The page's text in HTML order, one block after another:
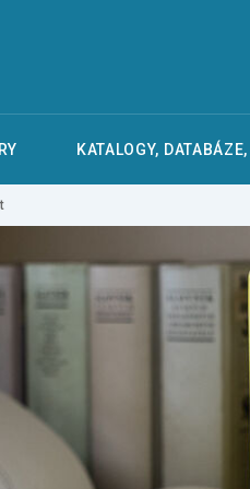
KATALOGY,